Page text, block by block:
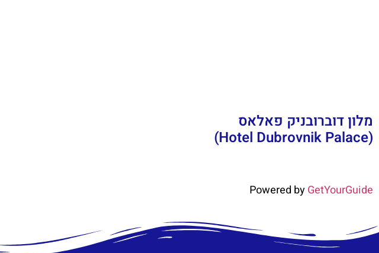
מלון דוברובניק פאלאס
(Hotel Dubrovnik Palace)
Powered byGetYourGuide